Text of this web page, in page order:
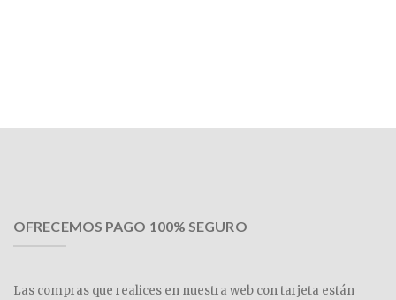
OFRECEMOS PAGO 100% SEGURO
Las compras que realices en nuestra web con tarjeta están